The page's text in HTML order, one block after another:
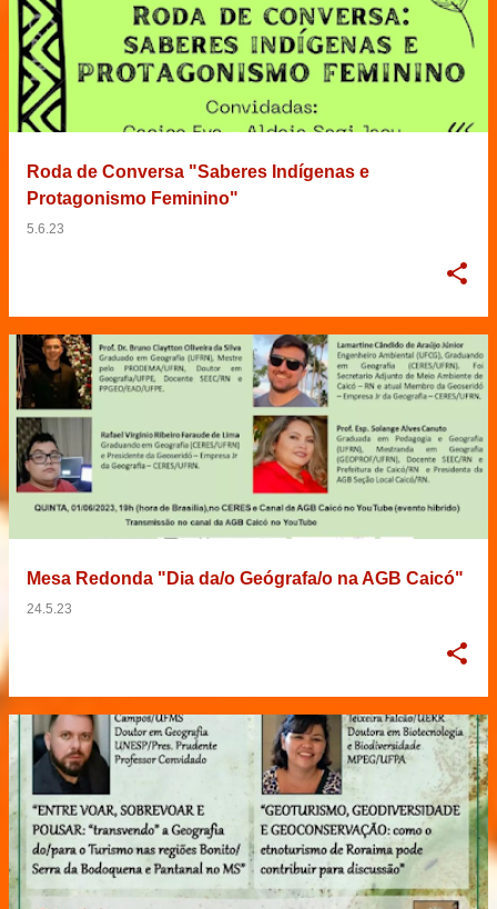
Roda de Conversa "Saberes Indígenas e
Protagonismo Feminino"
5.6.23
Mesa Redonda "Dia da/o Geógrafa/o na AGB Caicó"
24.5.23